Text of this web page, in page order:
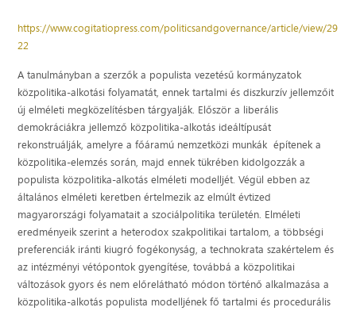
https://www.cogitatiopress.com/politicsandgovernance/article/view/29
22
A tanulmányban a szerzők a populista vezetésű kormányzatok
közpolitika-alkotási folyamatát, ennek tartalmi és diszkurzív jellemzőit
új elméleti megközelítésben tárgyalják. Először a liberális
demokráciákra jellemző közpolitika-alkotás ideáltípusát
rekonstruálják, amelyre a főáramú nemzetközi munkák építenek a
közpolitika-elemzés során, majd ennek tükrében kidolgozzák a
populista közpolitika-alkotás elméleti modelljét. Végül ebben az
általános elméleti keretben értelmezik az elmúlt évtized
magyarországi folyamatait a szociálpolitika területén. Elméleti
eredményeik szerint a heterodox szakpolitikai tartalom, a többségi
preferenciák iránti kiugró fogékonyság, a technokrata szakértelem és
az intézményi vétópontok gyengítése, továbbá a közpolitikai
változások gyors és nem előrelátható módon történő alkalmazása a
közpolitika-alkotás populista modelljének fő tartalmi és procedurális